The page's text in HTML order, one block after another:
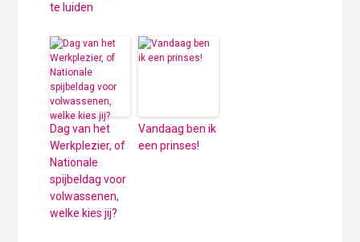
te luiden
Dag van het
Werkplezier, of
Nationale
spijbeldag voor
volwassenen,
welke kies jij?
Vandaag ben ik
een prinses!